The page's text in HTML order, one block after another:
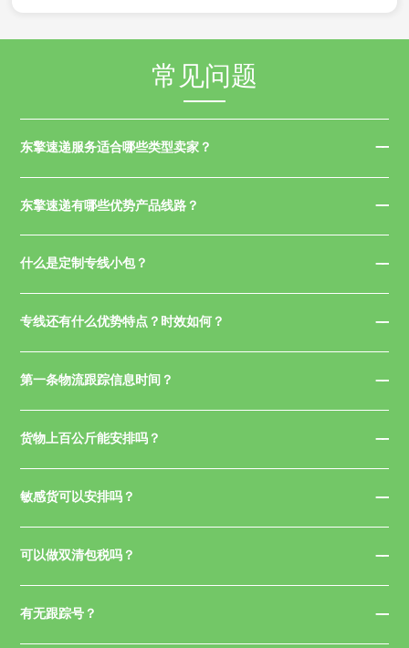
常见问题
东擎速递服务适合哪些类型卖家？
东擎速递有哪些优势产品线路？
什么是定制专线小包？
专线还有什么优势特点？时效如何？
第一条物流跟踪信息时间？
货物上百公斤能安排吗？
敏感货可以安排吗？
可以做双清包税吗？
有无跟踪号？